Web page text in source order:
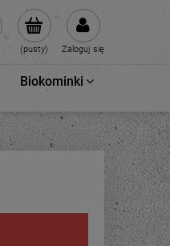
(pusty) Zaloguj się
Biokominki